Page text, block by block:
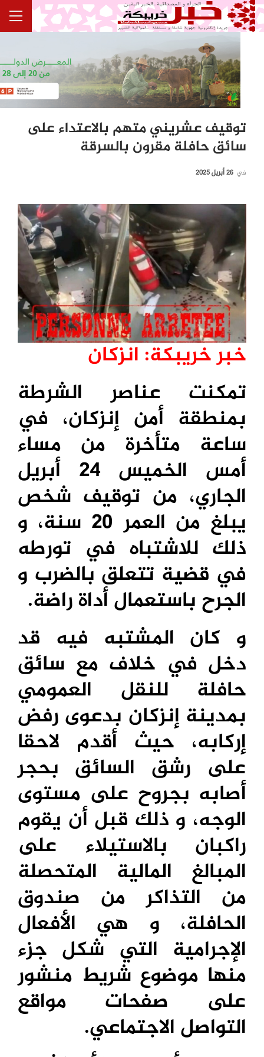
توقيف عشريني متهم بالاعتداء على
سائق حافلة مقرون بالسرقة
في 26 أبريل 2025
خبر خريبكة: انزكان
تمكنت عناصر الشرطة
بمنطقة أمن إنزكان، في
ساعة متأخرة من مساء
أمس الخميس 24 أبريل
الجاري، من توقيف شخص
يبلغ من العمر 20 سنة، و
ذلك للاشتباه في تورطه
في قضية تتعلق بالضرب و
الجرح باستعمال أداة راضة.
و كان المشتبه فيه قد
دخل في خلاف مع سائق
حافلة للنقل العمومي
بمدينة إنزكان بدعوى رفض
إركابه، حيث أقدم لاحقا
على رشق السائق بحجر
أصابه بجروح على مستوى
الوجه، و ذلك قبل أن يقوم
راكبان بالاستيلاء على
المبالغ المالية المتحصلة
من التذاكر من صندوق
الحافلة، و هي الأفعال
الإجرامية التي شكل جزء
منها موضوع شريط منشور
على صفحات مواقع
التواصل الاجتماعي.